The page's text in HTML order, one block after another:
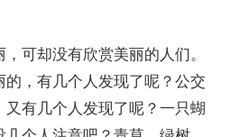
却没有欣赏美丽的人们。
，有几个人发现了呢？公交
有几个人发现了呢？一只蝴